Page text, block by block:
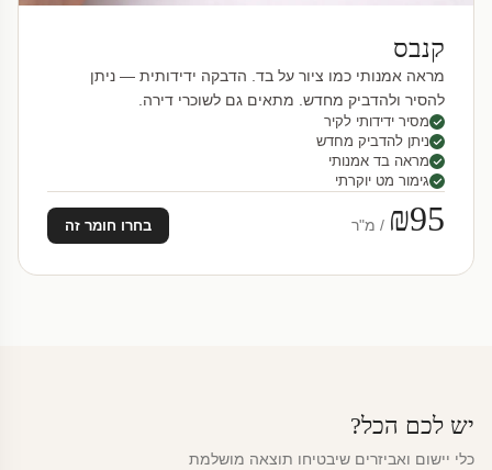
קנבס
מראה אמנותי כמו ציור על בד. הדבקה ידידותית — ניתן
להסיר ולהדביק מחדש. מתאים גם לשוכרי דירה.
מסיר ידידותי לקיר
ניתן להדביק מחדש
מראה בד אמנותי
גימור מט יוקרתי
₪95 / מ"ר בחרו חומר זה
יש לכם הכל?
כלי יישום ואביזרים שיבטיחו תוצאה מושלמת